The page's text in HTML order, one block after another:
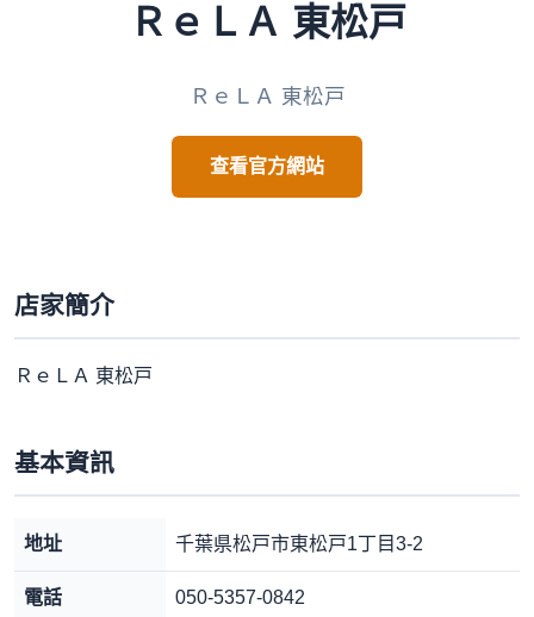
ＲｅＬＡ 東松戸
ＲｅＬＡ 東松戸
查看官方網站
店家簡介
ＲｅＬＡ 東松戸
基本資訊
地址 千葉県松戸市東松戸1丁目3-2
電話 050-5357-0842